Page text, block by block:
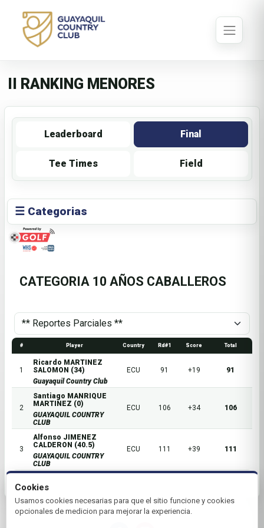
II RANKING MENORES
Leaderboard Final
Tee Times Field
☰ Categorias
CATEGORIA 10 AÑOS CABALLEROS
# Player Country Rd#1 Score Total
1
Ricardo MARTINEZ
SALOMON (34)
Guayaquil Country Club
ECU 91 +19 91
2
Santiago MANRIQUE
MARTINEZ (0)
GUAYAQUIL COUNTRY
CLUB
ECU 106 +34 106
3
Alfonso JIMENEZ
CALDERON (40.5)
GUAYAQUIL COUNTRY
CLUB
ECU 111 +39 111
Cookies
Usamos cookies necesarias para que el sitio funcione y cookies
opcionales de medicion para mejorar la experiencia.